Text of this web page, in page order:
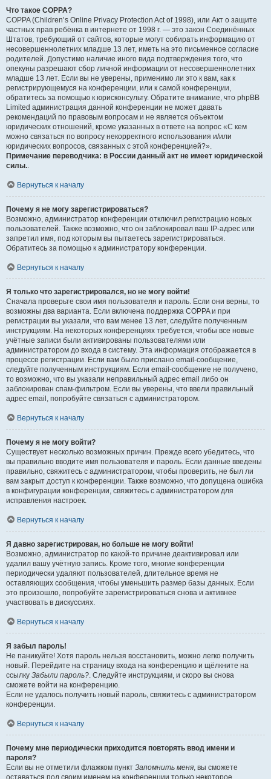
Что такое COPPA?
COPPA (Children’s Online Privacy Protection Act of 1998), или Акт о защите
частных прав ребёнка в интернете от 1998 г. — это закон Соединённых
Штатов, требующий от сайтов, которые могут собирать информацию от
несовершеннолетних младше 13 лет, иметь на это письменное согласие
родителей. Допустимо наличие иного вида подтверждения того, что
опекуны разрешают сбор личной информации от несовершеннолетних
младше 13 лет. Если вы не уверены, применимо ли это к вам, как к
регистрирующемуся на конференции, или к самой конференции,
обратитесь за помощью к юрисконсульту. Обратите внимание, что phpBB
Limited администрация данной конференции не может давать
рекомендаций по правовым вопросам и не является объектом
юридических отношений, кроме указанных в ответе на вопрос «С кем
можно связаться по вопросу некорректного использования и/или
юридических вопросов, связанных с этой конференцией?».
Примечание переводчика: в России данный акт не имеет юридической
силы..
Вернуться к началу
Почему я не могу зарегистрироваться?
Возможно, администратор конференции отключил регистрацию новых
пользователей. Также возможно, что он заблокировал ваш IP-адрес или
запретил имя, под которым вы пытаетесь зарегистрироваться.
Обратитесь за помощью к администратору конференции.
Вернуться к началу
Я только что зарегистрировался, но не могу войти!
Сначала проверьте свои имя пользователя и пароль. Если они верны, то
возможны два варианта. Если включена поддержка COPPA и при
регистрации вы указали, что вам менее 13 лет, следуйте полученным
инструкциям. На некоторых конференциях требуется, чтобы все новые
учётные записи были активированы пользователями или
администратором до входа в систему. Эта информация отображается в
процессе регистрации. Если вам было прислано email-сообщение,
следуйте полученным инструкциям. Если email-сообщение не получено,
то возможно, что вы указали неправильный адрес email либо он
заблокирован спам-фильтром. Если вы уверены, что ввели правильный
адрес email, попробуйте связаться с администратором.
Вернуться к началу
Почему я не могу войти?
Существует несколько возможных причин. Прежде всего убедитесь, что
вы правильно вводите имя пользователя и пароль. Если данные введены
правильно, свяжитесь с администратором, чтобы проверить, не был ли
вам закрыт доступ к конференции. Также возможно, что допущена ошибка
в конфигурации конференции, свяжитесь с администратором для
исправления настроек.
Вернуться к началу
Я давно зарегистрирован, но больше не могу войти!
Возможно, администратор по какой-то причине деактивировал или
удалил вашу учётную запись. Кроме того, многие конференции
периодически удаляют пользователей, длительное время не
оставляющих сообщения, чтобы уменьшить размер базы данных. Если
это произошло, попробуйте зарегистрироваться снова и активнее
участвовать в дискуссиях.
Вернуться к началу
Я забыл пароль!
Не паникуйте! Хотя пароль нельзя восстановить, можно легко получить
новый. Перейдите на страницу входа на конференцию и щёлкните на
ссылку Забыли пароль?. Следуйте инструкциям, и скоро вы снова
сможете войти на конференцию.
Если не удалось получить новый пароль, свяжитесь с администратором
конференции.
Вернуться к началу
Почему мне периодически приходится повторять ввод имени и
пароля?
Если вы не отметили флажком пункт Запомнить меня, вы сможете
оставаться под своим именем на конференции только некоторое